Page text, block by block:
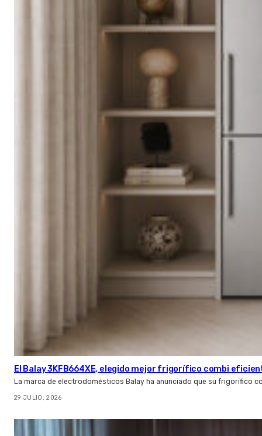
El Balay 3KFB664XE, elegido mejor frigorífico combi
La marca de electrodomésticos Balay ha anunciado que su frigorífico
29 JULIO, 2026